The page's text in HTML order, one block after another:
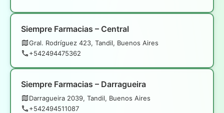
Siempre Farmacias – Central
Gral. Rodríguez 423, Tandil, Buenos Aires
+542494475362
Siempre Farmacias – Darragueira
Darragueira 2039, Tandil, Buenos Aires
+542494511087